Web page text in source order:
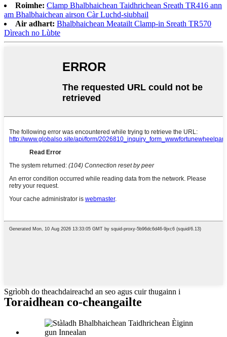
Roimhe: Clamp Bhalbhaichean Taidhrichean Sreath TR416 ann
am Bhalbhaichean airson Càr Luchd-siubhail
Air adhart: Bhalbhaichean Meatailt Clamp-in Sreath TR570
Dìreach no Lùbte
Sgrìobh do theachdaireachd an seo agus cuir thugainn i
Toraidhean co-cheangailte